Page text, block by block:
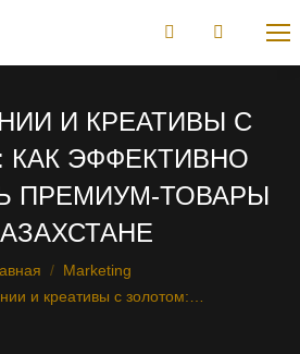
И КРЕАТИВЫ С
ЭФФЕКТИВНО
ПРЕМИУМ-ТОВАРЫ
Marketing
и креативы с золотом:…